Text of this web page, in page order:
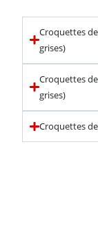
Croquettes
grises)
Croquettes
grises)
Croquettes